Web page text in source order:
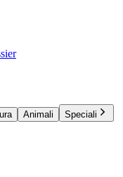
Animali
Speciali